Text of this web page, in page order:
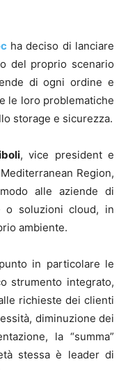
ha deciso di lanciare
del proprio scenario
di ogni ordine e
le loro problematiche
storage e sicurezza.
, vice president e
Region,
alle aziende di
o soluzioni cloud, in
ambiente.
in particolare le
strumento integrato,
richieste dei clienti
diminuzione dei
la “summa”
stessa è leader di